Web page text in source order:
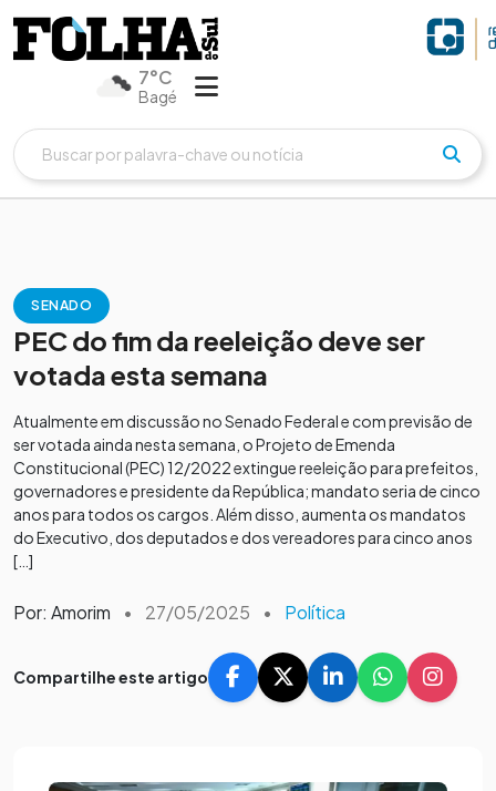
7°C
Bagé
SENADO
PEC do fim da reeleição deve ser
votada esta semana
Atualmente em discussão no Senado Federal e com previsão de
ser votada ainda nesta semana, o Projeto de Emenda
Constitucional (PEC) 12/2022 extingue reeleição para prefeitos,
governadores e presidente da República; mandato seria de cinco
anos para todos os cargos. Além disso, aumenta os mandatos
do Executivo, dos deputados e dos vereadores para cinco anos
[…]
Por: Amorim • 27/05/2025 • Política
Compartilhe este artigo